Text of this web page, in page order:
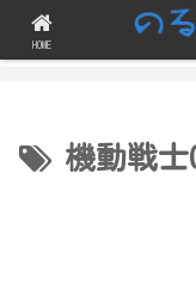
ガンプラのスジボリや改
機動戦士
HOME